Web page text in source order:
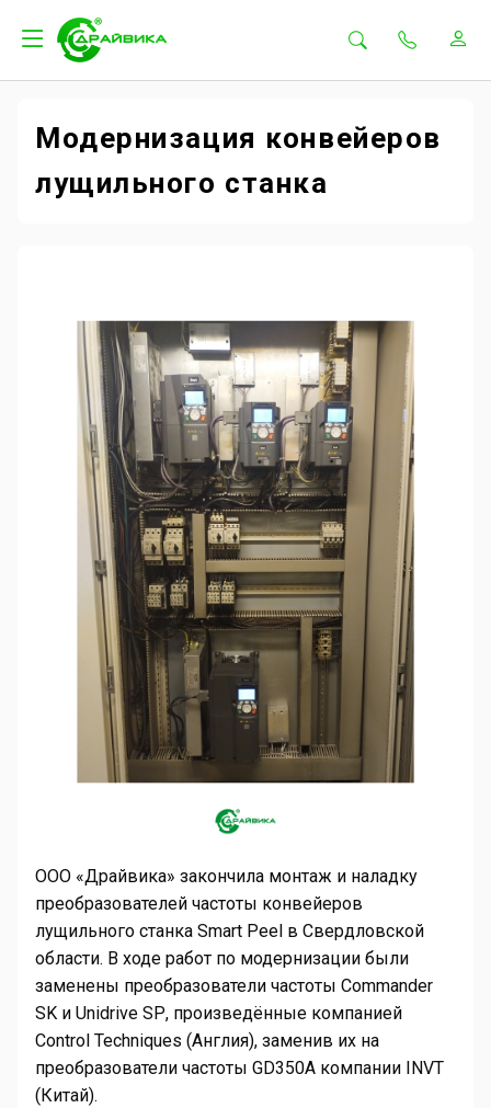
Модернизация конвейеров
лущильного станка
ООО «Драйвика» закончила монтаж и наладку
преобразователей частоты конвейеров
лущильного станка Smart Peel в Свердловской
области. В ходе работ по модернизации были
заменены преобразователи частоты Commander
SK и Unidrive SP, произведённые компанией
Control Techniques (Англия), заменив их на
преобразователи частоты GD350A компании
INVT
(Китай).